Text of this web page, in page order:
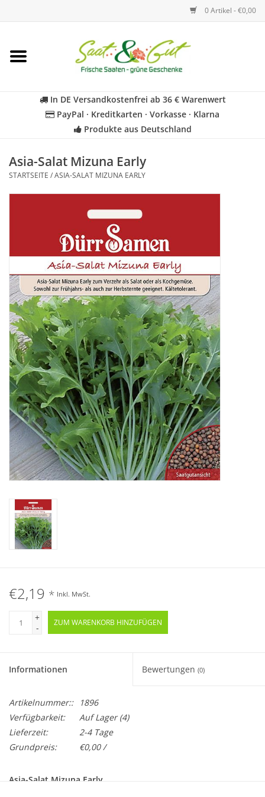
0 Artikel - €0,00
Startseite
Kräuter
Geschenkideen
Katalog
In DE Versandkostenfrei ab 36 € Warenwert
PayPal · Kreditkarten · Vorkasse · Klarna
Produkte aus Deutschland
Asia-Salat Mizuna Early
STARTSEITE /ASIA-SALAT MIZUNA EARLY
€2,19 * Inkl. MwSt.
+
-
ZUM WARENKORB HINZUFÜGEN
Informationen Bewertungen (0)
Artikelnummer::
1896
Verfügbarkeit:
Auf Lager(4)
Lieferzeit:
2-4 Tage
Grundpreis:
€0,00 /
Asia-Salat Mizuna Early